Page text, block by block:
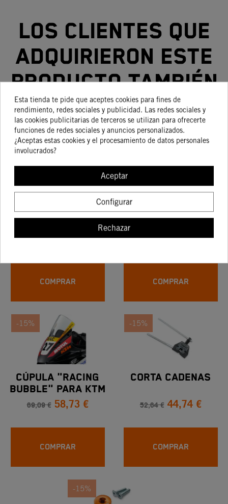
Los clientes que
adquirieron este
producto también
compraron:
ESPUMA PARA
TAPÓN DEPOSITO
6,96 € 5,91 €
COMPRAR
SOPORTE DE
MATRÍCULA CORTO
179,08 € 125,36 €
COMPRAR
-15%
CÚPULA "RACING
BUBBLE" PARA KTM
RC 125 / 200 / 250
/ 390
69,09 € 58,73 €
COMPRAR
-15%
CORTA CADENAS
52,64 € 44,74 €
COMPRAR
-15%
Esta tienda te pide que aceptes cookies para fines de
rendimiento, redes sociales y publicidad. Las redes sociales y
las cookies publicitarias de terceros se utilizan para ofrecerte
funciones de redes sociales y anuncios personalizados.
¿Aceptas estas cookies y el procesamiento de datos personales
involucrados?
Aceptar
Configurar
Rechazar